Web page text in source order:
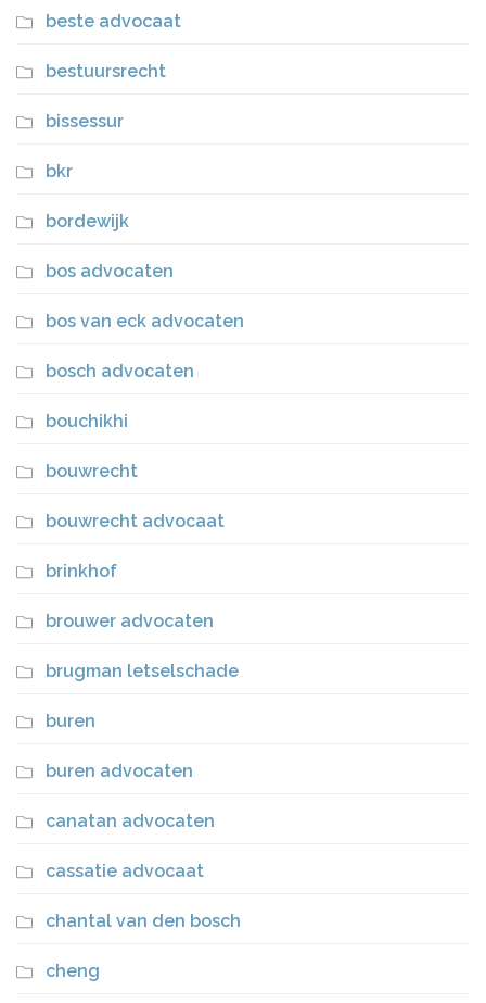
beste advocaat
bestuursrecht
bissessur
bkr
bordewijk
bos advocaten
bos van eck advocaten
bosch advocaten
bouchikhi
bouwrecht
bouwrecht advocaat
brinkhof
brouwer advocaten
brugman letselschade
buren
buren advocaten
canatan advocaten
cassatie advocaat
chantal van den bosch
cheng